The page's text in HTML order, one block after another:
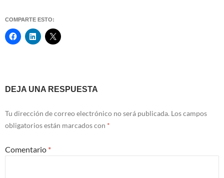
COMPARTE ESTO:
Navegación
de
entradas
DEJA UNA RESPUESTA
Tu dirección de correo electrónico no será publicada. Los campos
obligatorios están marcados con *
Comentario *